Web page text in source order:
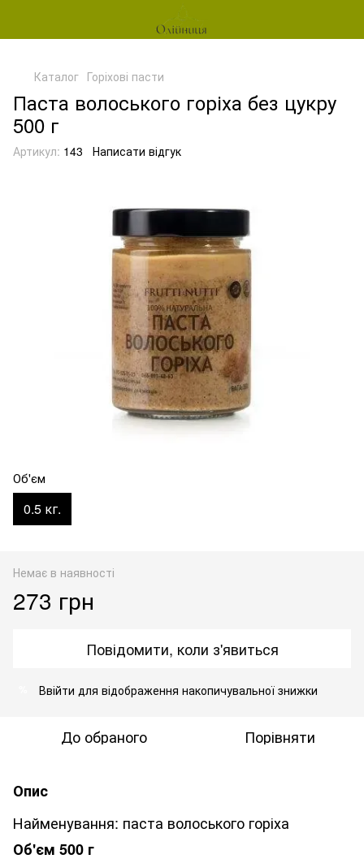
Каталог Горіхові пасти
Паста волоського горіха без цукру
500 г
Артикул: 143 Написати відгук
Об'єм
0.5 кг.
Немає в наявності
273 грн
Повідомити, коли з'явиться
Ввійти для відображення накопичувальної знижки
До обраного Порівняти
Опис
Найменування: паста волоського горіха
Об'єм 500 г